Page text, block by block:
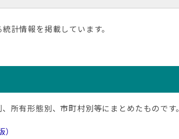
計情報を掲載しています。
所有形態別、市町村別等にまとめたものです。